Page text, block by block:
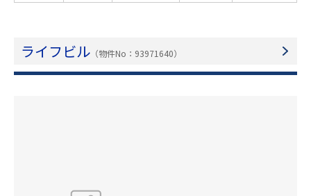
ライフビル （物件No：93971640）